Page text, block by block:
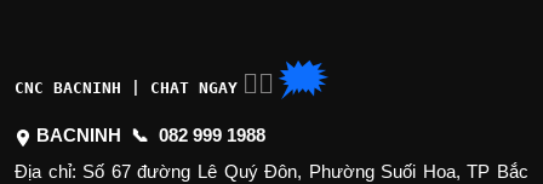
CNC BACNINH | CHAT NGAY 👉🏽 🗯
BACNINH 📞 082 999 1988
Địa chỉ: Số 67 đường Lê Quý Đôn, Phường Suối Hoa, TP Bắc